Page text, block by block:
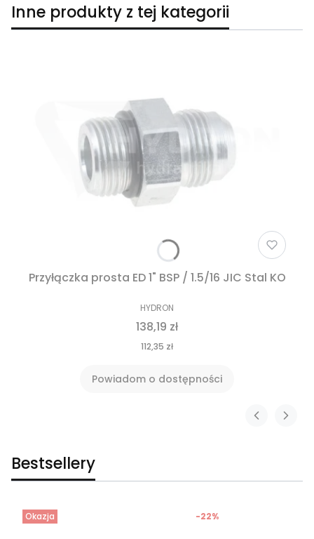
Inne produkty z tej kategorii
Przyłączka prosta ED 1" BSP / 1.5/16 JIC Stal KO
HYDRON
138,19 zł
112,35 zł
Powiadom o dostępności
Bestsellery
Okazja -22%